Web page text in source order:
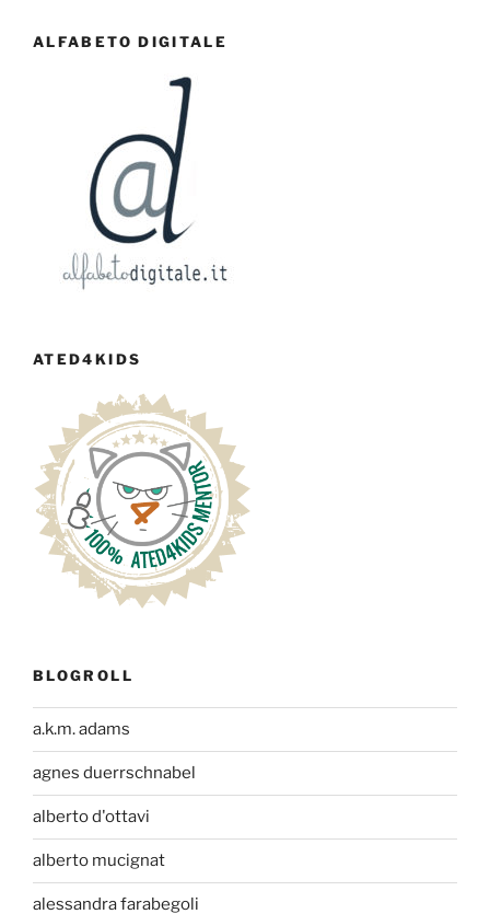
ALFABETO DIGITALE
ATED4KIDS
BLOGROLL
a.k.m. adams
agnes duerrschnabel
alberto d'ottavi
alberto mucignat
alessandra farabegoli